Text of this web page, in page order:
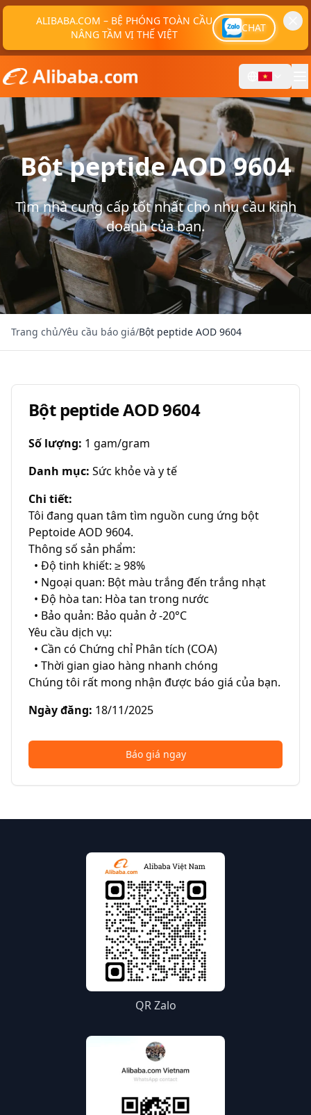
ALIBABA.COM – BỆ PHÓNG TOÀN CẦU
NÂNG TẦM VỊ THẾ VIỆT
CHAT
Bột peptide AOD 9604
Tìm nhà cung cấp tốt nhất cho nhu cầu kinh
doanh của bạn.
Trang chủ/Yêu cầu báo giá/Bột peptide AOD 9604
Bột peptide AOD 9604
Số lượng: 1 gam/gram
Danh mục: Sức khỏe và y tế
Chi tiết:
Tôi đang quan tâm tìm nguồn cung ứng bột
Peptoide AOD 9604.
Thông số sản phẩm:
Yêu cầu dịch vụ:
Chúng tôi rất mong nhận được báo giá của bạn.
Ngày đăng: 18/11/2025
Báo giá ngay
QR Zalo